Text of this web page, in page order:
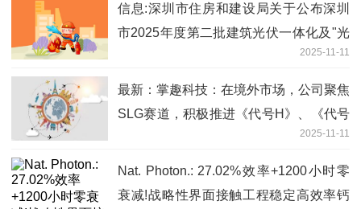
信息:深圳市住房和建设局关于公布深圳
市2025年度第二批建筑光伏一体化及"光
2025-11-11
最新：掌趣科技：在境外市场，公司聚焦
SLG赛道，积极推进《代号H》、《代号
S》等项目的研发和调测调优进度2025-11-11
Nat. Photon.: 27.02%效率+1200小时零
衰减!战略性界面接触工程稳定高效率钙